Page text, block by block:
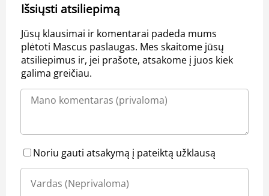
Išsiųsti atsiliepimą
Jūsų klausimai ir komentarai padeda mums
plėtoti Mascus paslaugas. Mes skaitome jūsų
atsiliepimus ir, jei prašote, atsakome į juos kiek
galima greičiau.
Noriu gauti atsakymą į pateiktą užklausą